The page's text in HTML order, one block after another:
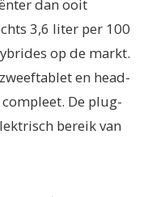
dan ooit
3,6 liter per 100
op de markt.
en head-
De plug-
bereik van